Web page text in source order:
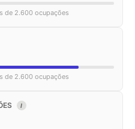
de 2.600 ocupações
de 2.600 ocupações
I